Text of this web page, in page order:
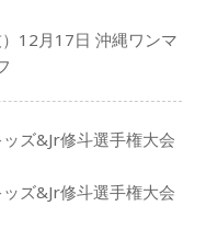
12月17日 沖縄ワンマ
ズ&Jr修斗選手権大会
ズ&Jr修斗選手権大会